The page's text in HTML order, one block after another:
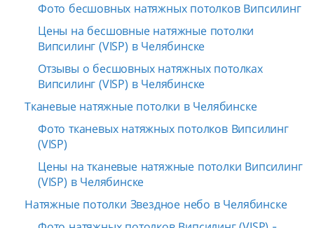
Фото бесшовных натяжных потолков Випсилинг
Цены на бесшовные натяжные потолки
Випсилинг (VISP) в Челябинске
Отзывы о бесшовных натяжных потолках
Випсилинг (VISP) в Челябинске
Тканевые натяжные потолки в Челябинске
Фото тканевых натяжных потолков Випсилинг
(VISP)
Цены на тканевые натяжные потолки Випсилинг
(VISP) в Челябинске
Натяжные потолки Звездное небо в Челябинске